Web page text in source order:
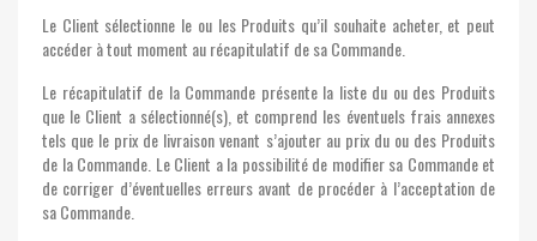
Le Client sélectionne le ou les Produits qu’il souhaite acheter, et peut
accéder à tout moment au récapitulatif de sa Commande.
Le récapitulatif de la Commande présente la liste du ou des Produits
que le Client a sélectionné(s), et comprend les éventuels frais annexes
tels que le prix de livraison venant s’ajouter au prix du ou des Produits
de la Commande. Le Client a la possibilité de modifier sa Commande et
de corriger d’éventuelles erreurs avant de procéder à l’acceptation de
sa Commande.